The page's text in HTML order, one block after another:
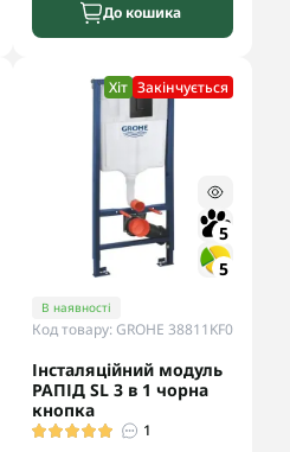
До кошика
Хіт Закінчується
5
5
В наявності
Код товару: GROHE 38811KF0
Інсталяційний модуль
РАПІД SL 3 в 1 чорна
кнопка
1